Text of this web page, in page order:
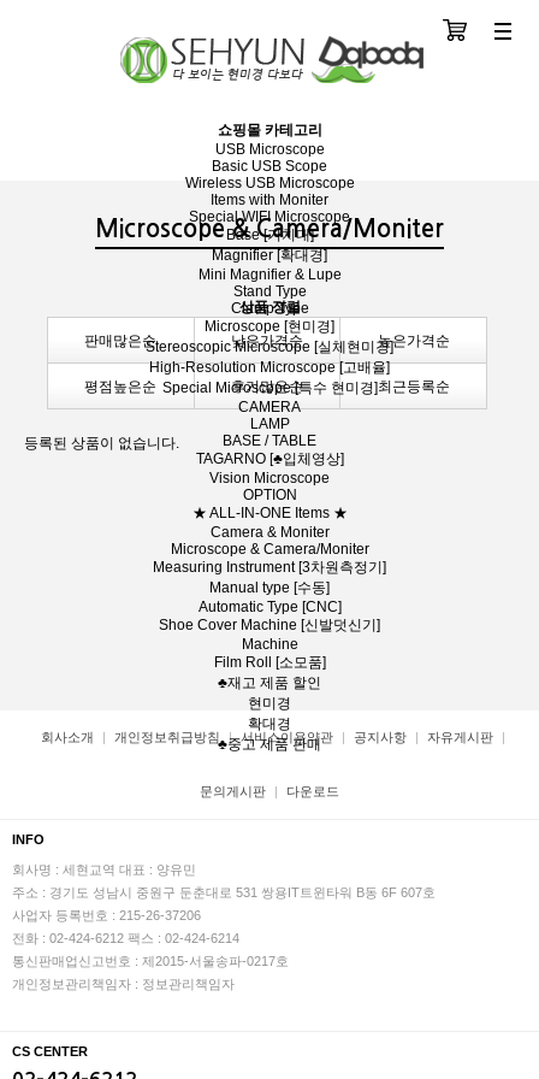
쇼핑몰 카테고리
USB Microscope
Basic USB Scope
Wireless USB Microscope
Items with Moniter
Special WIFI Microscope
Base [거치대]
Magnifier [확대경]
Mini Magnifier & Lupe
Stand Type
Clamp Type
Microscope [현미경]
Stereoscopic Microscope [실체현미경]
High-Resolution Microscope [고배율]
Special Microscope [특수 현미경]
CAMERA
LAMP
BASE / TABLE
TAGARNO [♣입체영상]
Vision Microscope
OPTION
★ ALL-IN-ONE Items ★
Camera & Moniter
Microscope & Camera/Moniter
Measuring Instrument [3차원측정기]
Manual type [수동]
Automatic Type [CNC]
Shoe Cover Machine [신발덧신기]
Machine
Film Roll [소모품]
♣재고 제품 할인
현미경
확대경
♣중고 제품 판매
분류
Microscope & Camera/Moniter
상품 정렬
판매많은순
낮은가격순 높은가격순
평점높은순 후기많은순 최근등록순
등록된 상품이 없습니다.
회사소개 개인정보취급방침 서비스이용약관 공지사항 자유게시판
문의게시판 다운로드
INFO
회사명 : 세현교역 대표 : 양유민
주소 : 경기도 성남시 중원구 둔춘대로 531 쌍용IT트윈타워 B동 6F 607호
사업자 등록번호 : 215-26-37206
전화 : 02-424-6212 팩스 : 02-424-6214
통신판매업신고번호 : 제2015-서울송파-0217호
개인정보관리책임자 : 정보관리책임자
CS CENTER